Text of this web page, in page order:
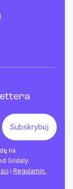
na
Gridaly.
i Regulamin.